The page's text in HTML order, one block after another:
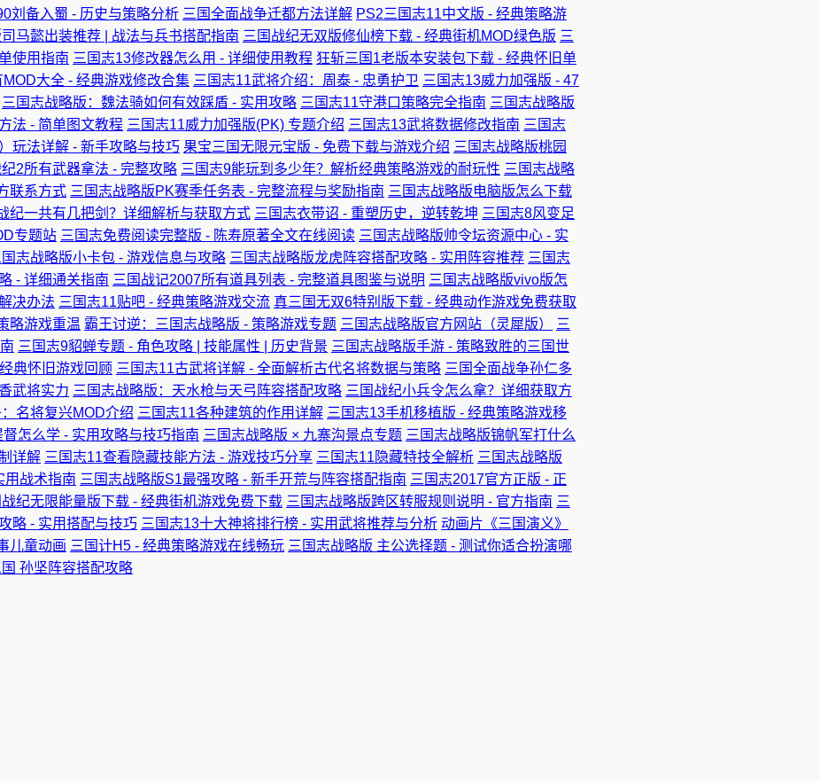
刘备入蜀 - 历史与策略分析 三国全面战争迁都方法详解 PS2三国志11中文版 - 经典策略游
马懿出装推荐 | 战法与兵书搭配指南 三国战纪无双版修仙榜下载 - 经典街机MOD绿色版 三
使用指南 三国志13修改器怎么用 - 详细使用教程 狂斩三国1老版本安装包下载 - 经典怀旧单
大全 - 经典游戏修改合集 三国志11武将介绍：周泰 - 忠勇护卫 三国志13威力加强版 - 47
三国志战略版：魏法骑如何有效踩盾 - 实用攻略 三国志11守港口策略完全指南 三国志战略版
法 - 简单图文教程 三国志11威力加强版(PK) 专题介绍 三国志13武将数据修改指南 三国志
玩法详解 - 新手攻略与技巧 果宝三国无限元宝版 - 免费下载与游戏介绍 三国志战略版桃园
2所有武器拿法 - 完整攻略 三国志9能玩到多少年？解析经典策略游戏的耐玩性 三国志战略
联系方式 三国志战略版PK赛季任务表 - 完整流程与奖励指南 三国志战略版电脑版怎么下载
纪一共有几把剑？详细解析与获取方式 三国志衣带诏 - 重塑历史，逆转乾坤 三国志8风变足
专题站 三国志免费阅读完整版 - 陈寿原著全文在线阅读 三国志战略版帅令坛资源中心 - 实
国志战略版小卡包 - 游戏信息与攻略 三国志战略版龙虎阵容搭配攻略 - 实用阵容推荐 三国志
- 详细通关指南 三国战记2007所有道具列表 - 完整道具图鉴与说明 三国志战略版vivo版怎
决办法 三国志11贴吧 - 经典策略游戏交流 真三国无双6特别版下载 - 经典动作游戏免费获取
略游戏重温 霸王讨逆：三国志战略版 - 策略游戏专题 三国志战略版官方网站（灵犀版）
三
三国志9貂蝉专题 - 角色攻略 | 技能属性 | 历史背景 三国志战略版手游 - 策略致胜的三国世
典怀旧游戏回顾 三国志11古武将详解 - 全面解析古代名将数据与策略 三国全面战争孙仁多
武将实力 三国志战略版：天水枪与天弓阵容搭配攻略 三国战纪小兵令怎么拿？详细获取方
名将复兴MOD介绍 三国志11各种建筑的作用详解 三国志13手机移植版 - 经典策略游戏移
督怎么学 - 实用攻略与技巧指南 三国志战略版 × 九寨沟景点专题 三国志战略版锦帆军打什么
详解 三国志11查看隐藏技能方法 - 游戏技巧分享 三国志11隐藏特技全解析 三国志战略版
用战术指南 三国志战略版S1最强攻略 - 新手开荒与阵容搭配指南 三国志2017官方正版 - 正
战纪无限能量版下载 - 经典街机游戏免费下载 三国志战略版跨区转服规则说明 - 官方指南 三
略 - 实用搭配与技巧 三国志13十大神将排行榜 - 实用武将推荐与分析 动画片《三国演义》
儿童动画 三国计H5 - 经典策略游戏在线畅玩 三国志战略版 主公选择题 - 测试你适合扮演哪
孙坚阵容搭配攻略